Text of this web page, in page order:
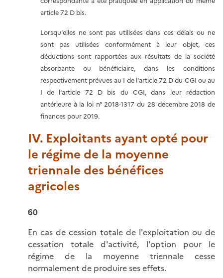
article 72 D bis.
Lorsqu'elles ne sont pas utilisées dans ces délais ou ne
sont pas utilisées conformément à leur objet, ces
déductions sont rapportées aux résultats de la société
absorbante ou bénéficiaire, dans les conditions
respectivement prévues au I de l'article 72 D du CGI ou au
I de l'article 72 D bis du CGI, dans leur rédaction
antérieure à la loi n° 2018-1317 du 28 décembre 2018 de
finances pour 2019.
IV. Exploitants ayant opté pour
le régime de la moyenne
triennale des bénéfices
agricoles
60
En cas de cession totale de l'exploitation ou de
cessation totale d'activité, l'option pour le
régime de la moyenne triennale cesse
normalement de produire ses effets.